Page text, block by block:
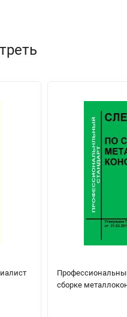
сборке